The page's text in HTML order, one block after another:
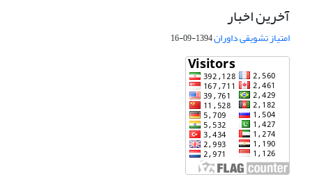
آخرین اخبار
امتیاز تشویقی داوران1394-09-16